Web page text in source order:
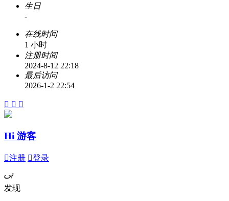
生日
-
在线时间
1 小时
注册时间
2024-8-12 22:18
最后访问
2026-1-2 22:54
  
Hi 游客
注册 登录
ﰉ
发现